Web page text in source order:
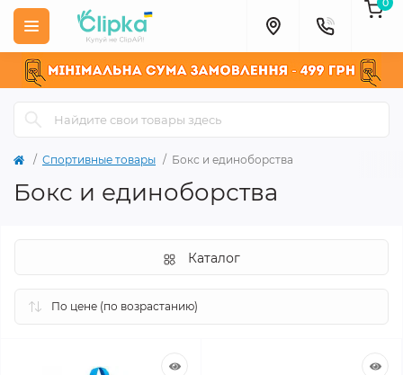
Спортивные товары Бокс и единоборства
Бокс и единоборства
Каталог